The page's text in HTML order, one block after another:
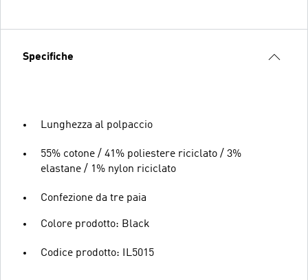
Specifiche
Lunghezza al polpaccio
55% cotone / 41% poliestere riciclato / 3%
elastane / 1% nylon riciclato
Confezione da tre paia
Colore prodotto: Black
Codice prodotto: IL5015